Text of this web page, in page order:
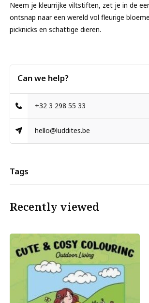
Neem je kleurrijke viltstiften, zet je in de
ontsnap naar een wereld vol fleurige
picknicks en schattige dieren.
Can we help?
+32 3 298 55 33
hello@luddites.be
Tags
Recently viewed